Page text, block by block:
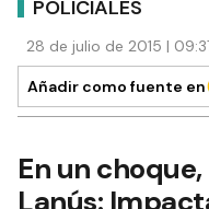
POLICIALES
28 de julio de 2015 |
Añadir como fuente en
En un
Lanús: